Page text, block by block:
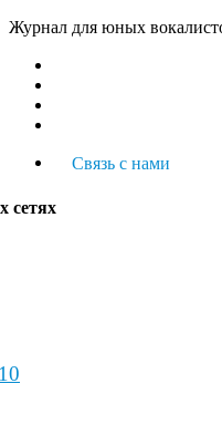
Журнал для юных
Связь с нами
сетях